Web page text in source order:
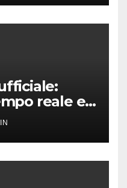
reale e
tessuto